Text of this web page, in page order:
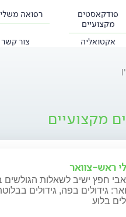
פודקאסטים
מקצועיים
רפואה
אקטואליה צור קשר
מקצועיים
ראש-צוואר
חפץ ישיב לשאלות הגולשים
גידולים בפה, גידולים
בלוע